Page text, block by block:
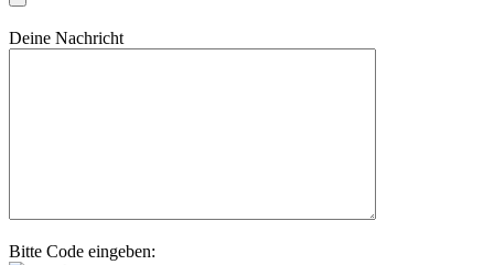
Deine Nachricht
Bitte Code eingeben: